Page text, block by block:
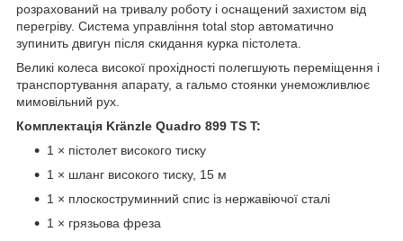
розрахований на тривалу роботу і оснащений захистом від
перегріву. Система управління total stop автоматично
зупинить двигун після скидання курка пістолета.
Великі колеса високої прохідності полегшують переміщення і
транспортування апарату, а гальмо стоянки унеможливлює
мимовільний рух.
Комплектація Kränzle Quadro 899 TS T:
1 × пістолет високого тиску
1 × шланг високого тиску, 15 м
1 × плоскоструминний спис із нержавіючої сталі
1 × грязьова фреза